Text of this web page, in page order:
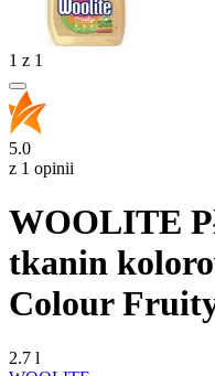
1 z 1
5.0
z 1 opinii
WOOLITE
tkanin
Colour
2.7 l